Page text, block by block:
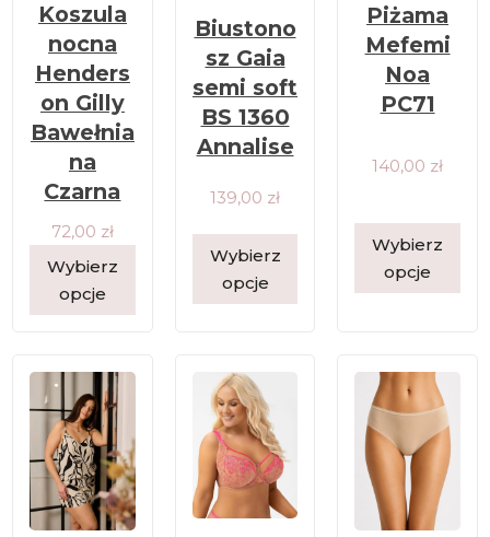
Koszula
nocna
Henders
on Gilly
Bawełnia
na
Czarna
72,00 zł
Wybierz
opcje
Biustono
sz Gaia
semi soft
BS 1360
Annalise
139,00 zł
Wybierz
opcje
Piżama
Mefemi
Noa
PC71
140,00 zł
Wybierz
opcje